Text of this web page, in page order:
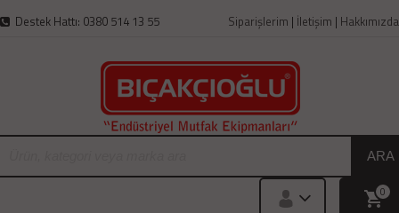
Destek Hattı: 0380 514 13 55 Siparişlerim | İletişim | Hakkımızda
ARA
0